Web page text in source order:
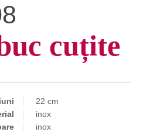
cuțite
22 cm
inox
inox